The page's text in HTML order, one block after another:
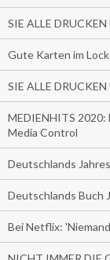
SIE ALLE
Gute Karten im
SIE ALLE
MEDIENHITS
Media Control
Deutschlands
Deutschlands Buch
Bei Netflix: